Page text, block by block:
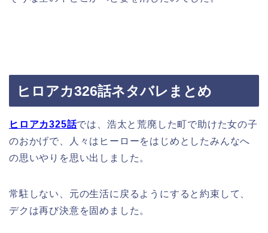
ヒロアカ326話ネタバレまとめ
ヒロアカ325話では、浩太と荒廃した町で助けた女の子
のおかげで、人々はヒーローをはじめとしたみんなへ
の思いやりを思い出しました。
常駐しない、元の生活に戻るようにすると約束して、
デクは再び決意を固めました。